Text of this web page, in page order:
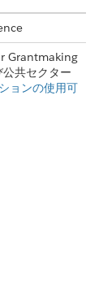
Grantmaking
共セクター
ョンの使用可